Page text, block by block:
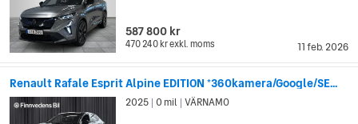
11 feb. 2026
587 800 kr
470 240 krexkl. moms
Renault Rafale Esprit Alpine EDITION *360kamera/Google/SE...
2025 0 mil VÄRNAMO